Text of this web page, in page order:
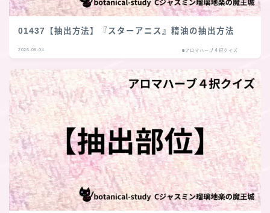
01437【抽出方法】『スターアニス』精油の抽出方法
2026.08.04 ■アロマハーブ４択クイズ